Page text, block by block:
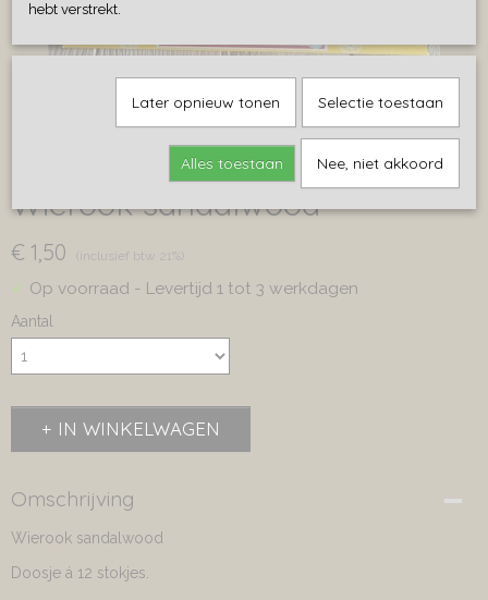
Wierook sandalwood
€ 1,50 (inclusief btw 21%)
✓ Op voorraad - Levertijd 1 tot 3 werkdagen
Aantal
IN WINKELWAGEN
Omschrijving
Wierook sandalwood
Doosje á 12 stokjes.
hebt verstrekt.
Later opnieuw tonen Selectie toestaan
Alles toestaan Nee, niet akkoord